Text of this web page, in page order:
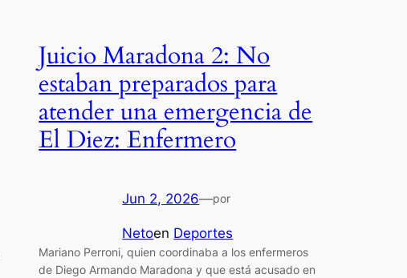
Juicio Maradona 2: No
estaban preparados para
atender una emergencia de
El Diez: Enfermero
Jun 2, 2026—por
Netoen Deportes
Mariano Perroni, quien coordinaba a los enfermeros
de Diego Armando Maradona y que está acusado en